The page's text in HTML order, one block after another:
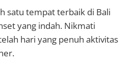
satu tempat terbaik di Bali
yang indah. Nikmati
hari yang penuh aktivitas